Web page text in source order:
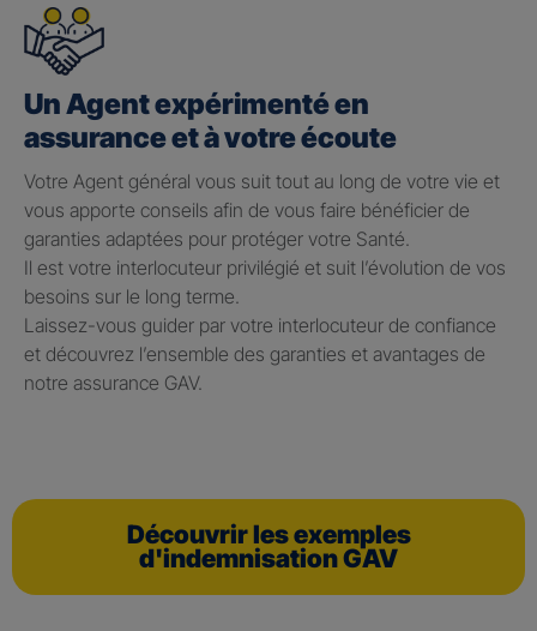
Un Agent expérimenté en
assurance et à votre écoute
Votre Agent général vous suit tout au long de votre vie et
vous apporte conseils afin de vous faire bénéficier de
garanties adaptées pour protéger votre Santé.
Il est votre interlocuteur privilégié et suit l’évolution de vos
besoins sur le long terme.
Laissez-vous guider par votre interlocuteur de confiance
et découvrez l’ensemble des garanties et avantages de
notre assurance GAV.
Découvrir les exemples
d'indemnisation GAV